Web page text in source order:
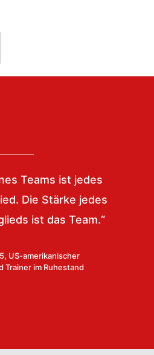
Teams ist jedes
Die Stärke jedes
ist das Team.“
US-amerikanischer
Trainer im Ruhestand